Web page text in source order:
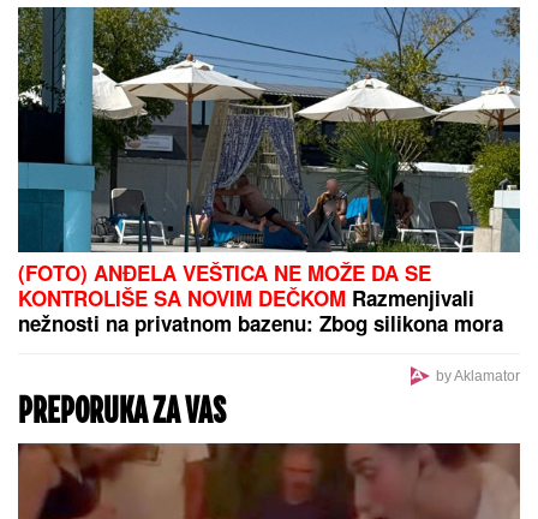
ŠABAN ŠAULIĆ JE OD NJEGA
NAPRAVIO ZVEZDUPevač godinama
ćutao o ovome: "Ruke su mi se
tresle kada su me on i Goca pozvali"
(FOTO) ANDRIJA MILOŠEVIĆ STAVIO PAPILOTNE U
KOSUGlumac objavio fotografiju iz frizerskog
salona, spreman za novu transformaciju